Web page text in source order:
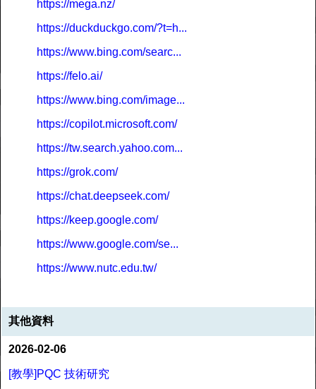
https://mega.nz/
https://duckduckgo.com/?t=h...
https://www.bing.com/searc...
https://felo.ai/
https://www.bing.com/image...
https://copilot.microsoft.com/
https://tw.search.yahoo.com...
https://grok.com/
https://chat.deepseek.com/
https://keep.google.com/
https://www.google.com/se...
https://www.nutc.edu.tw/
其他資料
2026-02-06
[教學]PQC 技術研究